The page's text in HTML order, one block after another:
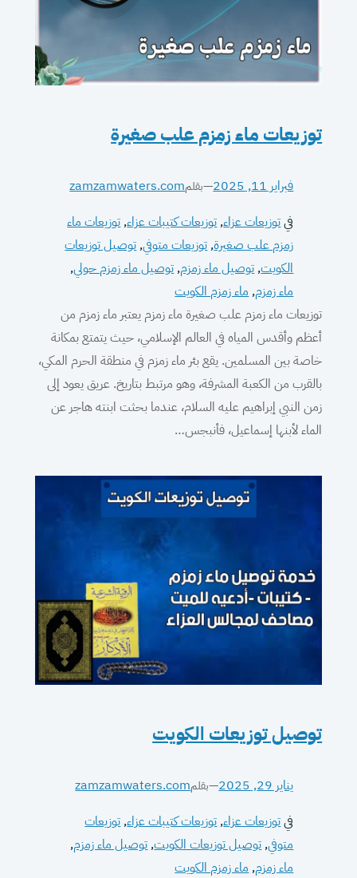
توزيعات ماء زمزم علب صغيرة
فبراير 11, 2025 —بقلمzamzamwaters.com
فيتوزيعات عزاء, توزيعات كتيبات عزاء, توزيعات ماء
زمزم علب صغيرة, توزيعات متوفي, توصيل توزيعات
الكويت, توصيل ماء زمزم, توصيل ماء زمزم حولي,
ماء زمزم, ماء زمزم الكويت
توزيعات ماء زمزم علب صغيرة ماء زمزم يعتبر ماء زمزم من
أعظم وأقدس المياه في العالم الإسلامي، حيث يتمتع بمكانة
خاصة بين المسلمين. يقع بئر ماء زمزم في منطقة الحرم المكي،
بالقرب من الكعبة المشرفة، وهو مرتبط بتاريخ. عريق يعود إلى
زمن النبي إبراهيم عليه السلام، عندما بحثت ابنته هاجر عن
الماء لأبنها إسماعيل، فأنبجس…
توصيل توزيعات الكويت
يناير 29, 2025 —بقلمzamzamwaters.com
فيتوزيعات عزاء, توزيعات كتيبات عزاء, توزيعات
متوفي, توصيل توزيعات الكويت, توصيل ماء زمزم,
ماء زمزم, ماء زمزم الكويت